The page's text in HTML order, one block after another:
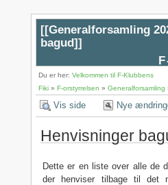
[[Generalforsamling
bagud]]
Du er her:Velkommen til F-Klubbens
Fiki »F-orstyrrelsen »Generalforsamling
Vis side Nye
Henvisninger
Dette er en liste over alle de
der henviser tilbage til det